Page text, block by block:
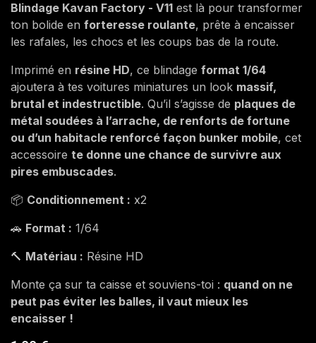
Blindage Kavan Factory - V11 est là pour transformer
ton bolide en forteresse roulante, prête à encaisser
les rafales, les chocs et les coups bas de la route.
Imprimé en résine HD, ce blindage format 1/64
ajoutera à tes voitures miniatures un look massif,
brutal et indestructible. Qu’il s’agisse de plaques de
métal soudées à l’arrache, de renforts de fortune
ou d’un habitacle renforcé façon bunker mobile, cet
accessoire te donne une chance de survivre aux
pires embuscades.
📦 Conditionnement : x2
🚗 Format : 1/64
🔨 Matériau : Résine HD
Monte ça sur ta caisse et souviens-toi : quand on ne
peut pas éviter les balles, il vaut mieux les
encaisser !